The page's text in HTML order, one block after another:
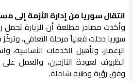
انتقال سوريا من إدارة الأزمة إلى
وأكدت مصادر مطلعة أن الزيارة تحمل
سوريا دخلت فعلياً مرحلة التعافي،
الإعمار، وتأهيل الخدمات الأساسية،
الظروف لعودة النازحين، والعمل
وفق رؤية وطنية شاملة.